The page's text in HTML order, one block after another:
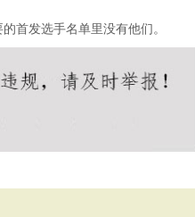
首发选手名单里没有他们。